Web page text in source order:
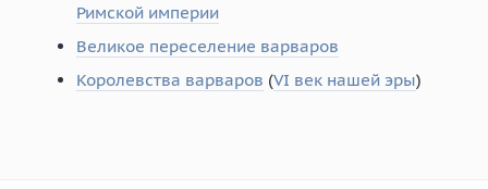
Римской империи
Великое переселение варваров
Королевства варваров (VI век нашей эры)